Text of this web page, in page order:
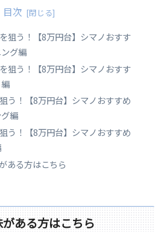
目次
狙う！【8万円台】シマノおすす
グ編
狙う！【8万円台】シマノおすす
う！【8万円台】シマノおすすめ
編
う！【8万円台】シマノおすすめ
ある方はこちら
ある方はこちら